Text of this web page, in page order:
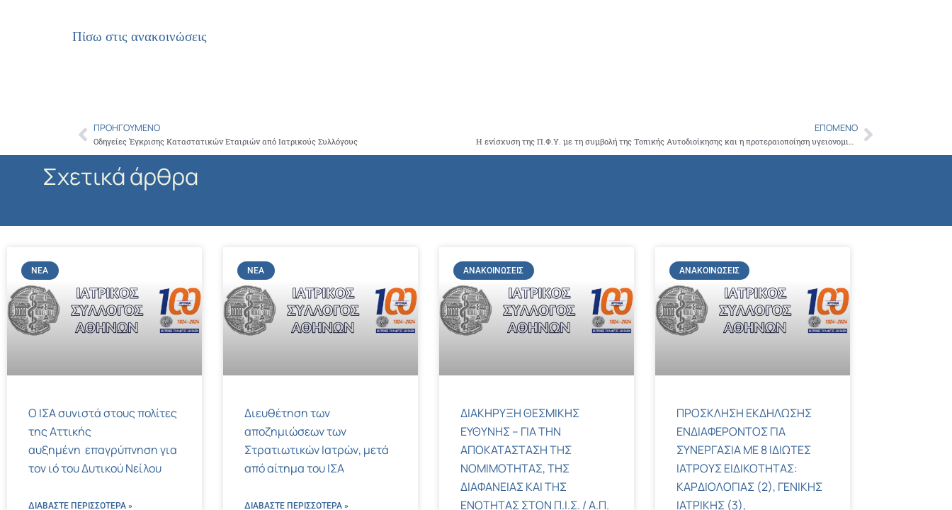
Πίσω στις ανακοινώσεις
Prev
ΠΡΟΗΓΟΎΜΕΝΟ
Οδηγείες Έγκρισης Καταστατικών Εταιριών από Ιατρικούς Συλλόγους
ΕΠΌΜΕΝΟ
Η ενίσχυση της Π.Φ.Υ. με τη συμβολή της Τοπικής Αυτοδιοίκησης και η προτεραιοποίηση υγειονομικών αναγκών, στο πλαίσιο του νέου ΠΕΠ Αττικής 2021-2027, στο επίκεντρο της συνάντησης του Προέδρου του ΙΣΑ και Π. Αττικής Γ. Πατούλημε τον Υπ. Υγείας Αθ. Πλεύρη Next
Σχετικά άρθρα
ΝΈΑ
Ο ΙΣΑ συνιστά στους πολίτες
της Αττικής
αυξημένη επαγρύπνηση για
τον ιό του Δυτικού Νείλου
ΔΙΑΒΑΣΤΕ ΠΕΡΙΣΣΌΤΕΡΑ »
ΝΈΑ
Διευθέτηση των
αποζημιώσεων των
Στρατιωτικών Ιατρών, μετά
από αίτημα του ΙΣΑ
ΔΙΑΒΑΣΤΕ ΠΕΡΙΣΣΌΤΕΡΑ »
ΑΝΑΚΟΙΝΏΣΕΙΣ
ΔΙΑΚΗΡΥΞΗ ΘΕΣΜΙΚΗΣ
ΕΥΘΥΝΗΣ – ΓΙΑ ΤΗΝ
ΑΠΟΚΑΤΑΣΤΑΣΗ ΤΗΣ
ΝΟΜΙΜΟΤΗΤΑΣ, ΤΗΣ
ΔΙΑΦΑΝΕΙΑΣ ΚΑΙ ΤΗΣ
ΕΝΟΤΗΤΑΣ ΣΤΟΝ Π.Ι.Σ. / Α.Π.
ΑΝΑΚΟΙΝΏΣΕΙΣ
ΠΡΟΣΚΛΗΣΗ ΕΚΔΗΛΩΣΗΣ
ΕΝΔΙΑΦΕΡΟΝΤΟΣ ΓΙΑ
ΣΥΝΕΡΓΑΣΙΑ ΜΕ 8 ΙΔΙΩΤΕΣ
ΙΑΤΡΟΥΣ ΕΙΔΙΚΟΤΗΤΑΣ:
ΚΑΡΔΙΟΛΟΓΙΑΣ (2), ΓΕΝΙΚΗΣ
ΙΑΤΡΙΚΗΣ (3),